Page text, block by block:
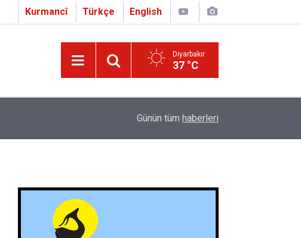
Kurmancî Türkçe English
Diyarbakır
37 °C
Çapo 3. o Hîrakerde yê Ferhengê Zazakî-Tirkî
Günün tüm haberleri